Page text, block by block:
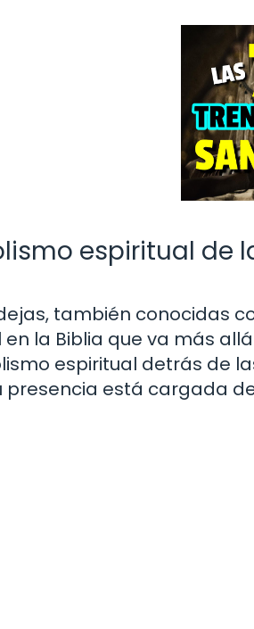
espiritual de
también conocidas
la Biblia que va más
espiritual detrás de
presencia está cargada